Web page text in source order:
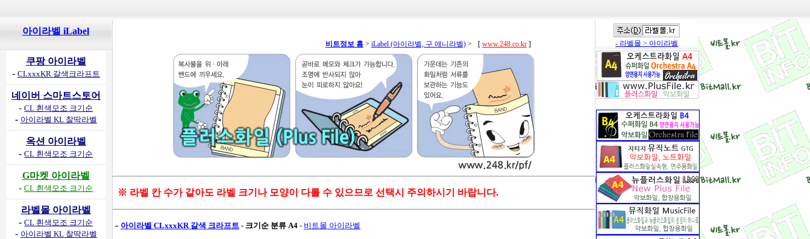
아이라벨 iLabel
쿠팡 아이라벨
- CLxxxKR 갈색크라프트
네이버 스마트스토어
-CL 흰색모조 크기순
- 아이라벨 KL 찰딱라벨
옥션 아이라벨
-CL 흰색모조 크기순
G마켓 아이라벨
-CL 흰색모조 크기순
라벨몰 아이라벨
-CL 흰색모조 크기순
- 아이라벨 KL 찰딱라벨
비트정보 홈 > iLabel (아이라벨, 구 애니라벨) > [ www.248.co.kr ]
※ 라벨 칸 수가 같아도 라벨 크기나 모양이 다를 수 있으므로 선택시 주의하시기 바랍니다.
- 아이라벨 CLxxxKR 갈색 크라프트 - 크기순 분류 A4 - 비트몰 아이라벨
- 라벨몰 > 아이라벨